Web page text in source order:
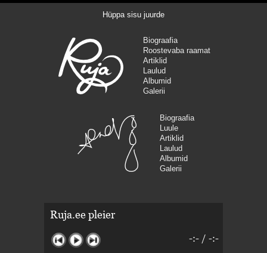
Hüppa sisu juurde
Biograafia
Roostevaba raamat
Artiklid
Laulud
Albumid
Galerii
Biograafia
Luule
Artiklid
Laulud
Albumid
Galerii
Ruja.ee pleier
-:- / -:-